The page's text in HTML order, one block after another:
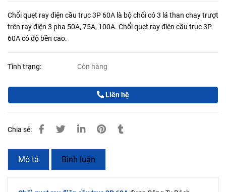
Chổi quẹt ray điện cầu trục 3P 60A là bộ chổi có 3 lá than chay trượt
trên ray điện 3 pha 50A, 75A, 100A. Chổi quẹt ray điện cầu trục 3P
60A có độ bền cao.
Tình trạng: Còn hàng
Liên hệ
Chia sẻ:
Mô tả Bình luận